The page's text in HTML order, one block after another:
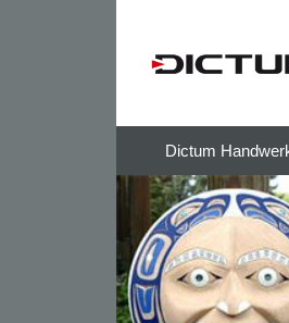
Inhalt
Dictum